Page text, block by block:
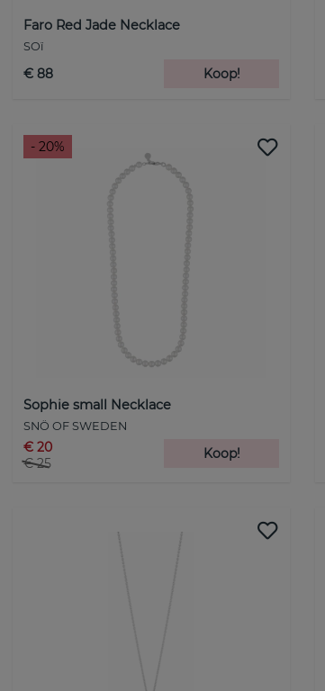
Faro Red Jade Necklace
SOï
€ 88 Koop!
- 20%
Sophie small Necklace
SNÖ OF SWEDEN
€ 20
€ 25
Koop!